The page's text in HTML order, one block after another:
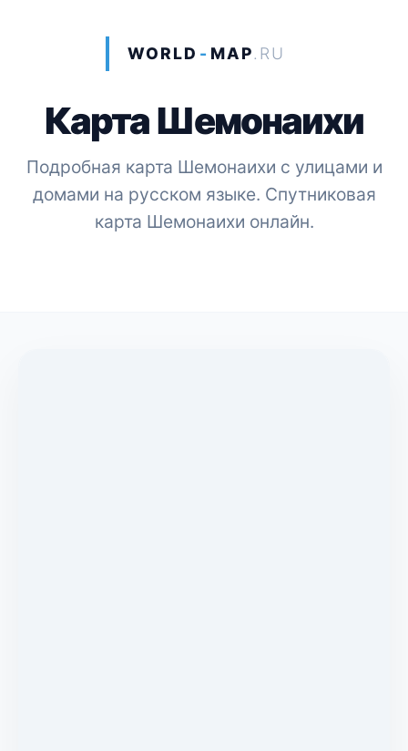
WORLD - MAP.RU
Карта Шемонаихи
Подробная карта Шемонаихи с улицами и
домами на русском языке. Спутниковая
карта Шемонаихи онлайн.